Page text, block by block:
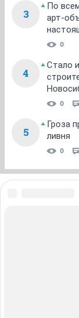
3
По
арт-
0
4
Стало
0
5
Гроза
ливня
0